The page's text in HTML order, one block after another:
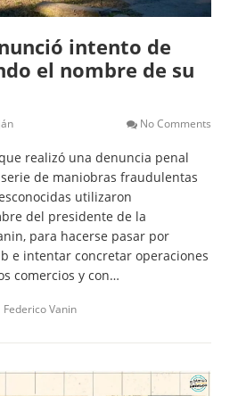
intento de
el nombre de su
No Comments
realizó una denuncia penal
de maniobras fraudulentas
utilizaron
del presidente de la
para hacerse pasar por
e intentar concretar operaciones
comercios y con…
Federico Vanin